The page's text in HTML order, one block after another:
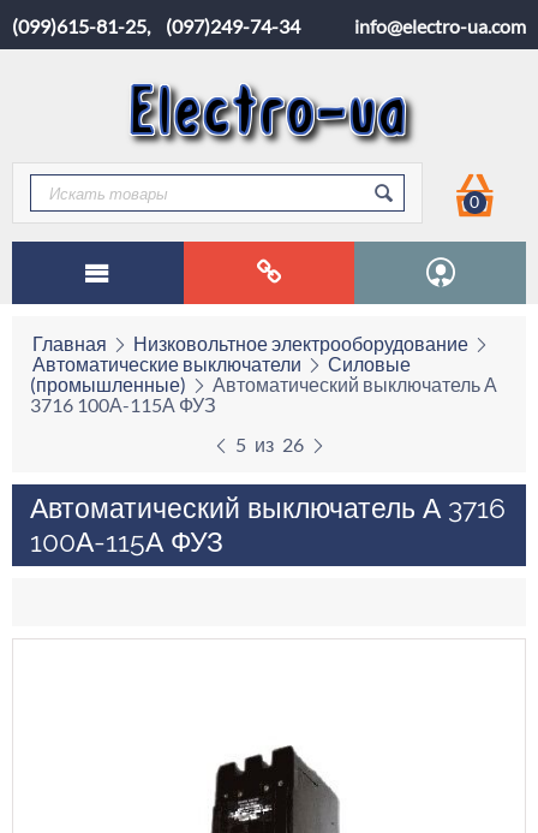
(099)615-81-25, (097)249-74-34 info@electro-ua.com
0
Главная
Низковольтное электрооборудование
Автоматические выключатели
Силовые
(промышленные)
Автоматический выключатель А
3716 100А-115А ФУЗ
5 из 26
Автоматический выключатель А 3716
100А-115А ФУЗ